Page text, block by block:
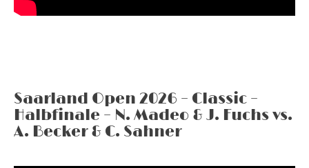
Saarland Open 2026 – Classic –
Halbfinale – N. Madeo & J. Fuchs vs.
A. Becker & C. Sahner